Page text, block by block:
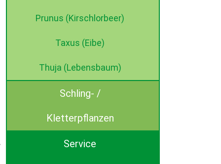
Prunus (Kirschlorbeer)
Taxus (Eibe)
Thuja (Lebensbaum)
Schling- /
Kletterpflanzen
Service